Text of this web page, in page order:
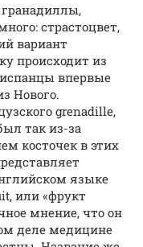
страстоцвет,
вариант
происходит из
впервые
Нового.
grenadille,
так из-за
косточек в этих
языке
или «фрукт
мнение, что он
деле медицине